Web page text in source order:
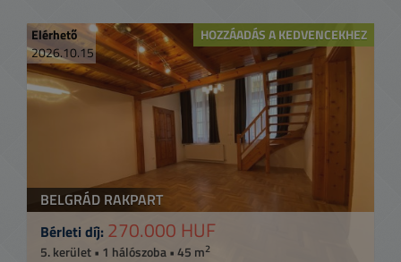
Elérhető
2026.10.15
HOZZÁADÁS A KEDVENCEKHEZ
BELGRÁD RAKPART
Bérleti díj: 270.000 HUF
5. kerület • 1 hálószoba • 45 m2